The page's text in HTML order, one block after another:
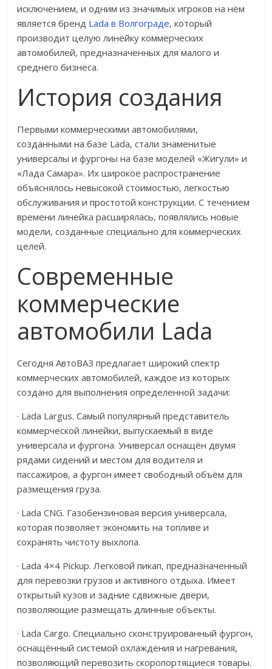
исключением, и одним из значимых игроков на нём
является бренд Lada в Волгограде, который
производит целую линейку коммерческих
автомобилей, предназначенных для малого и
среднего бизнеса.
История создания
Первыми коммерческими автомобилями,
созданными на базе Lada, стали знаменитые
универсалы и фургоны на базе моделей «Жигули» и
«Лада Самара». Их широкое распространение
объяснялось невысокой стоимостью, легкостью
обслуживания и простотой конструкции. С течением
времени линейка расширялась, появлялись новые
модели, созданные специально для коммерческих
целей.
Современные
коммерческие
автомобили Lada
Сегодня АвтоВАЗ предлагает широкий спектр
коммерческих автомобилей, каждое из которых
создано для выполнения определенной задачи:
· Lada Largus. Самый популярный представитель
коммерческой линейки, выпускаемый в виде
универсала и фургона. Универсал оснащён двумя
рядами сидений и местом для водителя и
пассажиров, а фургон имеет свободный объём для
размещения груза.
· Lada CNG. Газобензиновая версия универсала,
которая позволяет экономить на топливе и
сохранять чистоту выхлопа.
· Lada 4×4 Pickup. Легковой пикап, предназначенный
для перевозки грузов и активного отдыха. Имеет
открытый кузов и задние сдвижные двери,
позволяющие размещать длинные объекты.
· Lada Cargo. Специально сконструированный фургон,
оснащённый системой охлаждения и нагревания,
позволяющий перевозить скоропортящиеся товары.